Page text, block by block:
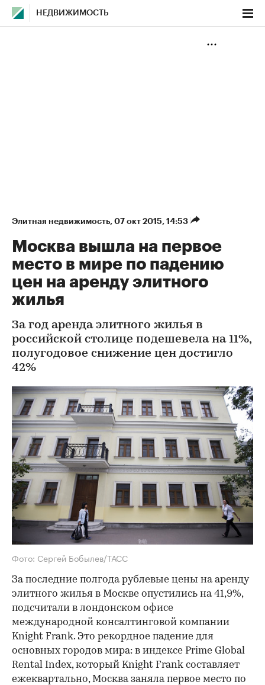
НЕДВИЖИМОСТЬ
Элитная недвижимость⁠, 07 окт 2015, 14:53
Москва вышла на первое
место в мире по падению
цен на аренду элитного
жилья
За год аренда элитного жилья в
российской столице подешевела на 11%,
полугодовое снижение цен достигло
42%
Фото: Сергей Бобылев/ТАСС
За последние полгода рублевые цены на аренду
элитного жилья в Москве опустились на 41,9%,
подсчитали в лондонском офисе
международной консалтинговой компании
Knight Frank. Это рекордное падение для
основных городов мира: в индексе Prime Global
Rental Index, который Knight Frank составляет
ежеквартально, Москва заняла первое место по